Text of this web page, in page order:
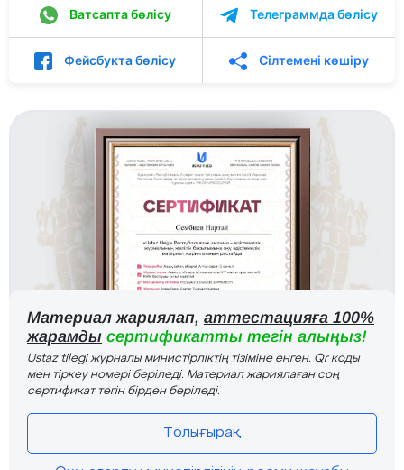
Ватсапта бөлісу Телеграммда бөлісу
Фейсбукта бөлісу Сілтемені көшіру
Материал жариялап, аттестацияға 100%
жарамды сертификатты тегін алыңыз!
Ustaz tilegi журналы министірліктің тізіміне енген. Qr коды
мен тіркеу номері беріледі. Материал жариялаған соң
сертификат тегін бірден беріледі.
Толығырақ